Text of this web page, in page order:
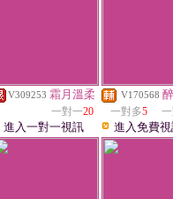
V309253 霜月溫柔
一對一20
進入一對一視訊
V170568
一對多5
進入免費